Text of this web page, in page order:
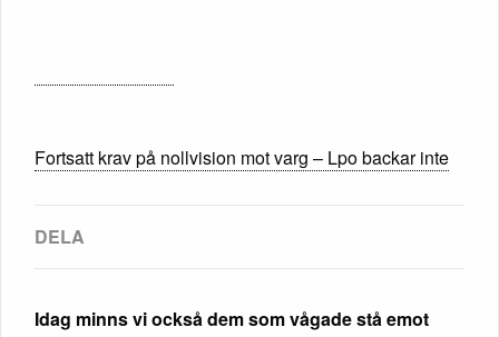
Fortsatt krav på nollvision mot varg – Lpo backar inte
Idag minns vi också dem som vågade stå emot